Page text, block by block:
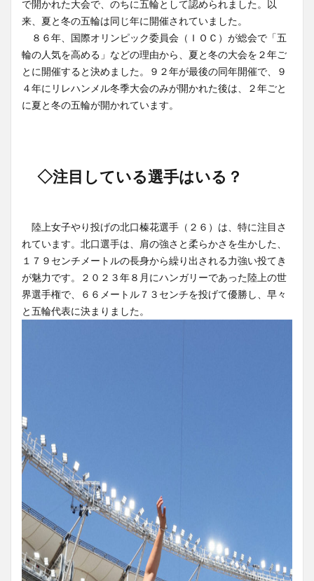
で開かれた大会で、のちに五輪として認められました。以
来、夏と冬の五輪は同じ年に開催されていました。
８６年、国際オリンピック委員会（ＩＯＣ）が総会で「五
輪の人気を高める」などの理由から、夏と冬の大会を２年ご
とに開催すると決めました。９２年が最後の同年開催で、９
４年にリレハンメル冬季大会のみが開かれた後は、２年ごと
に夏と冬の五輪が開かれています。
◇注目している選手はいる？
陸上女子やり投げの北口榛花選手（２６）は、特に注目さ
れています。北口選手は、肩の強さと柔らかさを生かした、
１７９センチメートルの長身から繰り出される力強い投てき
が魅力です。２０２３年８月にハンガリーであった陸上の世
界選手権で、６６メートル７３センチを投げて優勝し、早々
と五輪代表に決まりました。